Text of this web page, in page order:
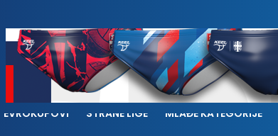
EVROKUPOVI STRANE LIGE MLAĐE KATEGORIJE